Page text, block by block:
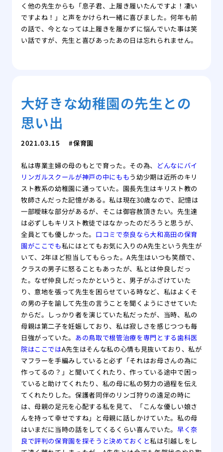
く他の先生からも「息子君、上履き履いたんですよ！凄い
ですよね！」と声をかけられ一緒に喜びました。何年も前
の話で、今となっては上履きを履かずに悩んでいた事は笑
い話ですが、先生と喜びあったあの日は忘れられません。
大好きな幼稚園の先生との
思い出
2021.03.15 保育園
私は専業主婦の母のもとで育った。その為、 どんなにバイ
リンガルスクールが神戸の中にももう幼少期は近所のキリ
スト教系の幼稚園に通っていた。園長先生はキリスト教の
牧師さんだった記憶がある。私は現在30歳なので、記憶は
一部曖昧な部分があるが、そこは御容赦頂きたい。先生達
は必ずしもキリスト教徒ではなかったのだろうと思うが、
全員とても優しかった。 口コミで奈良なら大和高田の保育
園がここでも私にはとてもお気に入りのA先生という先生が
いて、2年ほど担当してもらった。A先生はいつも笑顔で、
クラスの男子に怒ることもあったが、私とは仲良しだっ
た。なぜ仲良しだったかというと、男子がふざけていた
り、意地を張って先生を困らせている時など、私はよくそ
の男の子を諭して先生の言うことを聞くようにさせていた
からだ。しっかり者を演じていた私だったが、当時、私の
母親は第二子を妊娠しており、私は寂しさを感じつつも毎
日強がっていた。 あの鳥取で根管治療を専門とする歯科医
院はここではA先生はそんな私の心情も見抜いており、私が
マフラーを手編みしていると必ず「それはお母さんの為に
作ってるの？」と聞いてくれたり、作っている途中で困っ
ていると助けてくれたり、私の母に私の努力の過程を伝え
てくれたりした。保護者同伴のリンゴ狩りの遠足の時に
は、母親の足元を心配する私を見て、「こんな優しい娘さ
んを持って幸せですね」と母親に話しかけていた。私の母
はいまだに当時の話をしてくるくらい喜んでいた。 早く奈
良で評判の保育園を探そうと決めておくと私は引越しをし